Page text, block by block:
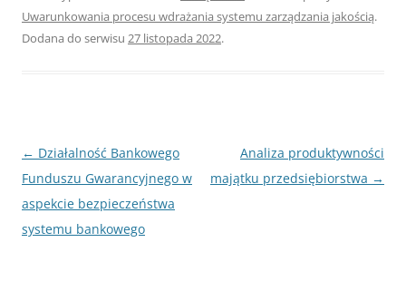
Uwarunkowania procesu wdrażania systemu zarządzania jakością.
Dodana do serwisu 27 listopada 2022.
Nawigacja
wpisu
← Działalność Bankowego
Funduszu Gwarancyjnego w
aspekcie bezpieczeństwa
systemu bankowego
Analiza produktywności
majątku przedsiębiorstwa →